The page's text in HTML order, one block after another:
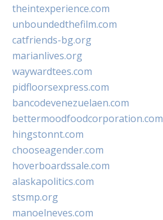
theintexperience.com
unboundedthefilm.com
catfriends-bg.org
marianlives.org
waywardtees.com
pidfloorsexpress.com
bancodevenezuelaen.com
bettermoodfoodcorporation.com
hingstonnt.com
chooseagender.com
hoverboardssale.com
alaskapolitics.com
stsmp.org
manoelneves.com